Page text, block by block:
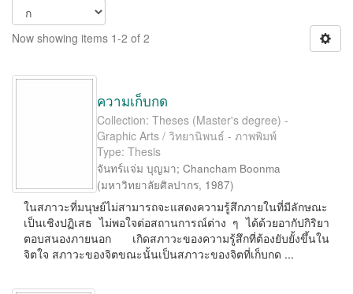
Now showing items 1-2 of 2
ความเก็บกด
Collection: Theses (Master's degree) -
Graphic Arts / วิทยานิพนธ์ - ภาพพิมพ์
Type: Thesis
จันทร์แจ่ม บุญมา; Chancham Boonma
(มหาวิทยาลัยศิลปากร, 1987)
ในสภาวะที่มนุษย์ไม่สามารถจะแสดงความรู้สึกภายในที่มีลักษณะ
เป็นเชิงปฏิเสธ ไม่พอใจต่อสถานการณ์ต่าง ๆ ได้ด้วยอากัปกิริยา
ตอบสนองภายนอก เกิดสภาวะของความรู้สึกที่ต้องยับยั้งขึ้นใน
จิตใจ สภาวะของจิตขณะนั้นเป็นสภาวะของจิตที่เก็บกด ...